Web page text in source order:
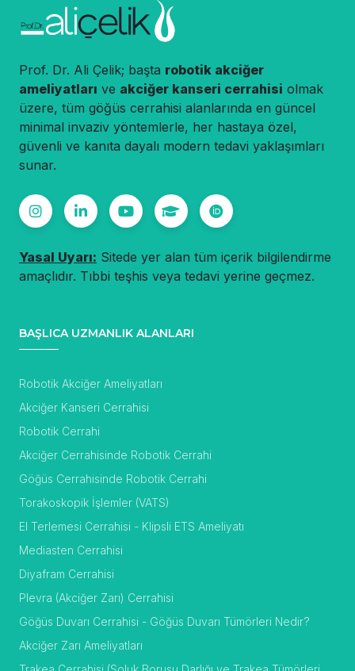
Prof. Dr. Ali Çelik; başta robotik akciğer
ameliyatları ve akciğer kanseri cerrahisi olmak
üzere, tüm göğüs cerrahisi alanlarında en güncel
minimal invaziv yöntemlerle, her hastaya özel,
güvenli ve kanıta dayalı modern tedavi yaklaşımları
sunar.
Yasal Uyarı: Sitede yer alan tüm içerik bilgilendirme
amaçlıdır. Tıbbi teşhis veya tedavi yerine geçmez.
BAŞLICA UZMANLIK ALANLARI
Robotik Akciğer Ameliyatları
Akciğer Kanseri Cerrahisi
Robotik Cerrahi
Akciğer Cerrahisinde Robotik Cerrahi
Göğüs Cerrahisinde Robotik Cerrahi
Torakoskopik İşlemler (VATS)
El Terlemesi Cerrahisi - Klipsli ETS Ameliyatı
Mediasten Cerrahisi
Diyafram Cerrahisi
Plevra (Akciğer Zarı) Cerrahisi
Göğüs Duvarı Cerrahisi - Göğüs Duvarı Tümörleri Nedir?
Akciğer Zarı Ameliyatları